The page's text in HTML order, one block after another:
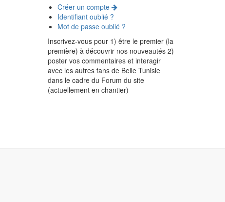
Créer un compte
Identifiant oublié ?
Mot de passe oublié ?
Inscrivez-vous pour 1) être le premier (la
première) à découvrir nos nouveautés 2)
poster vos commentaires et interagir
avec les autres fans de Belle Tunisie
dans le cadre du Forum du site
(actuellement en chantier)